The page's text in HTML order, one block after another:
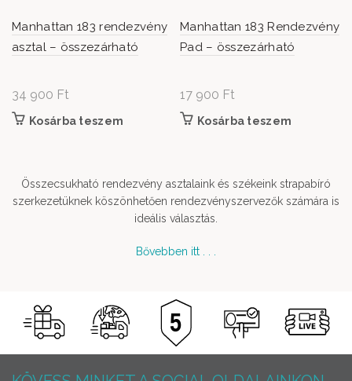
Manhattan 183 rendezvény
asztal – összezárható
34 900 Ft
Kosárba teszem
Manhattan 183 Rendezvény
Pad – összezárható
17 900 Ft
Kosárba teszem
Összecsukható rendezvény asztalaink és székeink strapabíró
szerkezetüknek köszönhetően rendezvényszervezők számára is
ideális választás.
Bővebben itt . . .